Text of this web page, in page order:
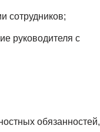
сотрудников;
руководителя с
обязанностей,